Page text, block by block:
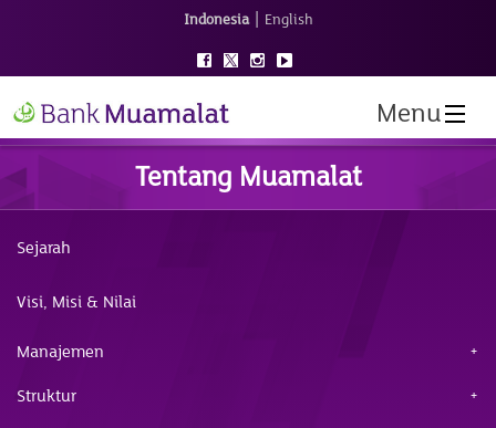
Indonesia | English
Menu
Tentang Muamalat
Sejarah
Visi, Misi & Nilai
Manajemen
Struktur